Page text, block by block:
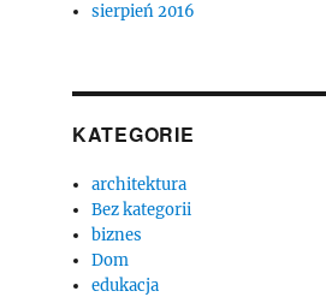
sierpień 2016
KATEGORIE
architektura
Bez kategorii
biznes
Dom
edukacja